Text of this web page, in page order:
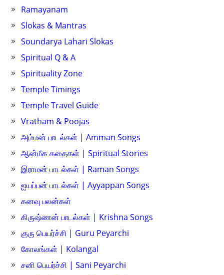
Ramayanam
Slokas & Mantras
Soundarya Lahari Slokas
Spiritual Q & A
Spirituality Zone
Temple Timings
Temple Travel Guide
Vratham & Poojas
அம்மன் பாடல்கள் | Amman Songs
ஆன்மீக கதைகள் | Spiritual Stories
இராமன் பாடல்கள் | Raman Songs
ஐயப்பன் பாடல்கள் | Ayyappan Songs
கனவு பலன்கள்
கிருஷ்ணன் பாடல்கள் | Krishna Songs
குரு பெயர்ச்சி | Guru Peyarchi
கோலங்கள் | Kolangal
சனி பெயர்ச்சி | Sani Peyarchi